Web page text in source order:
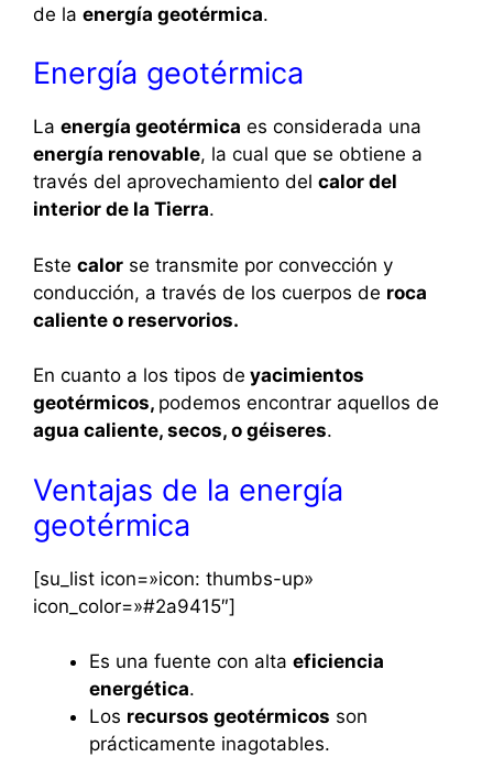
de la energía geotérmica.
Energía geotérmica
La energía geotérmica es considerada una
energía renovable​​, la cual que se obtiene a
través del aprovechamiento del calor del
interior de la Tierra.
Este calor se transmite por convección y
conducción, a través de los cuerpos de roca
caliente o reservorios.
En cuanto a los tipos de yacimientos
geotérmicos, podemos encontrar aquellos de
agua caliente, secos, o géiseres.
Ventajas de la energía
geotérmica
[su_list icon=»icon: thumbs-up»
icon_color=»#2a9415″]
Es una fuente con alta eficiencia
energética.
Los recursos geotérmicos son
prácticamente inagotables.